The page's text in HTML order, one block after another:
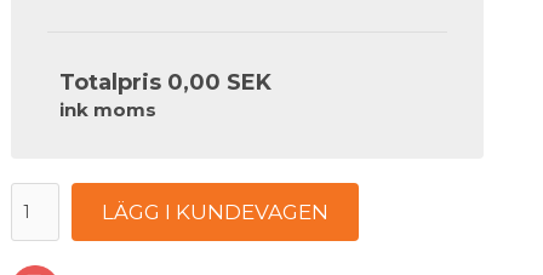
Totalpris 0,00 SEK
ink moms
LÄGG I KUNDEVAGEN